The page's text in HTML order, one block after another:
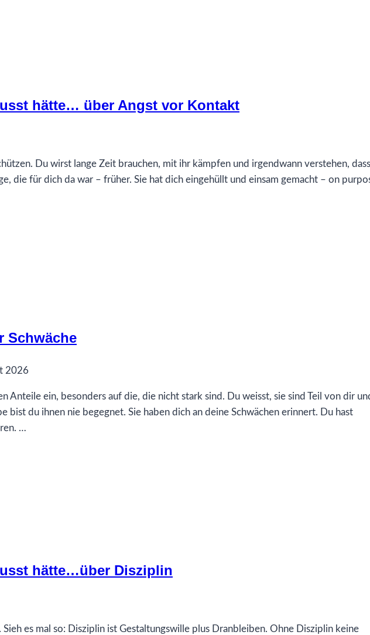
hätte… über Angst vor Kontakt
Du wirst lange Zeit brauchen, mit ihr kämpfen und irgendwann verstehen,
die für dich da war – früher. Sie hat dich eingehüllt und einsam gemacht – on
Schwäche
2026
Anteile ein, besonders auf die, die nicht stark sind. Du weisst, sie sind Teil von dir
bist du ihnen nie begegnet. Sie haben dich an deine Schwächen erinnert. Du hast
…
hätte…über Disziplin
es mal so: Disziplin ist Gestaltungswille plus Dranbleiben. Ohne Disziplin keine